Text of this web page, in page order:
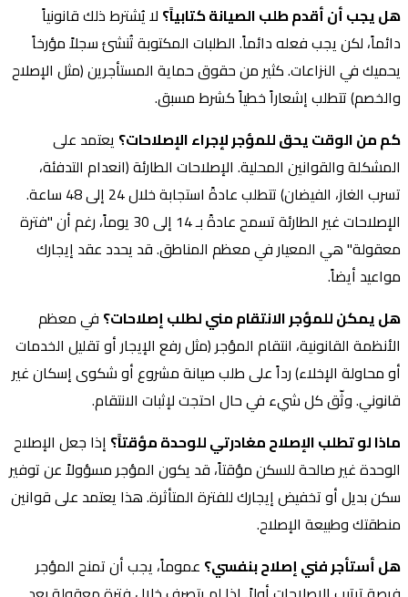
هل يجب أن أقدم طلب الصيانة كتابياً؟ لا يُشترط ذلك قانونياً
دائماً، لكن يجب فعله دائماً. الطلبات المكتوبة تُنشئ سجلاً مؤرخاً
يحميك في النزاعات. كثير من حقوق حماية المستأجرين (مثل الإصلاح
والخصم) تتطلب إشعاراً خطياً كشرط مسبق.
كم من الوقت يحق للمؤجر لإجراء الإصلاحات؟ يعتمد على
المشكلة والقوانين المحلية. الإصلاحات الطارئة (انعدام التدفئة،
تسرب الغاز، الفيضان) تتطلب عادةً استجابة خلال 24 إلى 48 ساعة.
الإصلاحات غير الطارئة تسمح عادةً بـ 14 إلى 30 يوماً، رغم أن "فترة
معقولة" هي المعيار في معظم المناطق. قد يحدد عقد إيجارك
مواعيد أيضاً.
هل يمكن للمؤجر الانتقام مني لطلب إصلاحات؟ في معظم
الأنظمة القانونية، انتقام المؤجر (مثل رفع الإيجار أو تقليل الخدمات
أو محاولة الإخلاء) رداً على طلب صيانة مشروع أو شكوى إسكان غير
قانوني. وثّق كل شيء في حال احتجت لإثبات الانتقام.
ماذا لو تطلب الإصلاح مغادرتي للوحدة مؤقتاً؟ إذا جعل الإصلاح
الوحدة غير صالحة للسكن مؤقتاً، قد يكون المؤجر مسؤولاً عن توفير
سكن بديل أو تخفيض إيجارك للفترة المتأثرة. هذا يعتمد على قوانين
منطقتك وطبيعة الإصلاح.
هل أستأجر فني إصلاح بنفسي؟ عموماً، يجب أن تمنح المؤجر